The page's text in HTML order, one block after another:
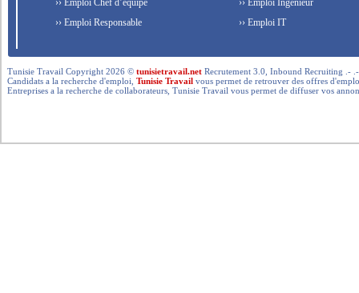
›› Emploi Chef d’équipe
›› Emploi Responsable
›› Emploi Ingénieur
›› Emploi IT
Tunisie Travail Copyright 2026 ©tunisietravail.net Recrutement 3.0, Inbound Recruiting .-
Candidats a la recherche d'emploi,Tunisie Travail vous permet de retrouver des offres
Entreprises a la recherche de collaborateurs, Tunisie Travail vous permet de diffuser vos